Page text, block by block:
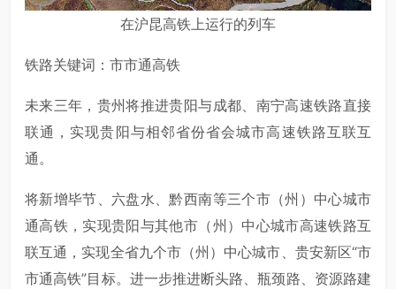
在沪昆高铁上运行的列车
铁路关键词：市市通高铁
未来三年，贵州将推进贵阳与成都、南宁高速铁路直接
联通，实现贵阳与相邻省份省会城市高速铁路互联互
通。
将新增毕节、六盘水、黔西南等三个市（州）中心城市
通高铁，实现贵阳与其他市（州）中心城市高速铁路互
联互通，实现全省九个市（州）中心城市、贵安新区“市
市通高铁”目标。进一步推进断头路、瓶颈路、资源路建